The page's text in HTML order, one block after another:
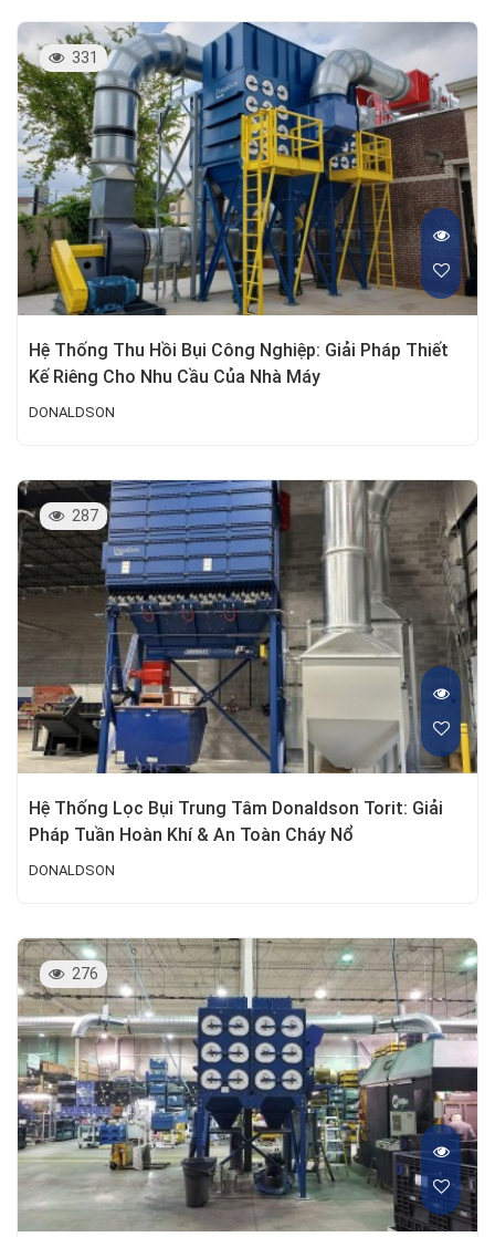
331
Hệ Thống Thu Hồi Bụi Công Nghiệp: Giải Pháp Thiết
Kế Riêng Cho Nhu Cầu Của Nhà Máy
DONALDSON
287
Hệ Thống Lọc Bụi Trung Tâm Donaldson Torit: Giải
Pháp Tuần Hoàn Khí & An Toàn Cháy Nổ
DONALDSON
276